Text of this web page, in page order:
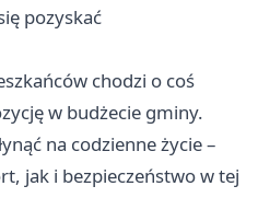
pozyskać
chodzi o coś
w budżecie gminy.
na codzienne życie –
jak i bezpieczeństwo w tej